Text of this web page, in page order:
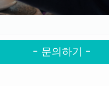
- 문의하기 -